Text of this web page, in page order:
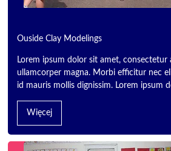
Ouside Clay Modelings
Lorem ipsum dolor sit amet, consectetur
ullamcorper magna. Morbi efficitur nec
id mauris mollis dignissim. Lorem ipsum
Więcej